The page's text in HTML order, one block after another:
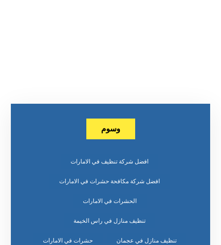
وسوم
افضل شركة تنظيف في الامارات
افضل شركة مكافحة حشرات في الامارات
الحشرات في الامارات
تنظيف منازل في راس الخيمة
تنظيف منازل في عجمان حشرات في الامارات